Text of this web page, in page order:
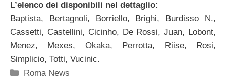
L’elenco dei disponibili nel dettaglio:
Baptista, Bertagnoli, Borriello, Brighi, Burdisso N.,
Cassetti, Castellini, Cicinho, De Rossi, Juan, Lobont,
Menez, Mexes, Okaka, Perrotta, Riise, Rosi,
Simplicio, Totti, Vucinic.
Categorie
Roma News